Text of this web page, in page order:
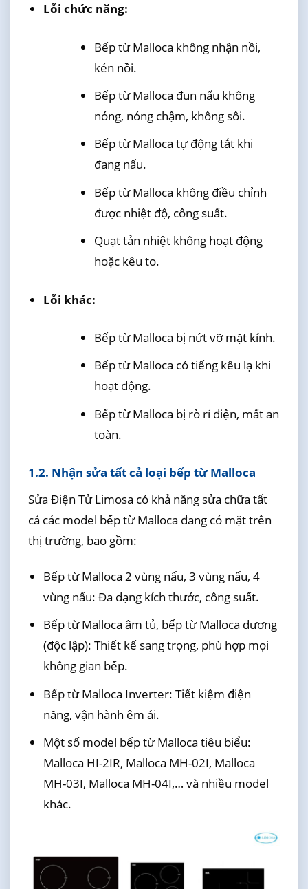
Lỗi chức năng:
Bếp từ Malloca không nhận nồi,
kén nồi.
Bếp từ Malloca đun nấu không
nóng, nóng chậm, không sôi.
Bếp từ Malloca tự động tắt khi
đang nấu.
Bếp từ Malloca không điều chỉnh
được nhiệt độ, công suất.
Quạt tản nhiệt không hoạt động
hoặc kêu to.
Lỗi khác:
Bếp từ Malloca bị nứt vỡ mặt kính.
Bếp từ Malloca có tiếng kêu lạ khi
hoạt động.
Bếp từ Malloca bị rò rỉ điện, mất an
toàn.
1.2. Nhận sửa tất cả loại bếp từ Malloca
Sửa Điện Tử Limosa có khả năng sửa chữa tất
cả các model bếp từ Malloca đang có mặt trên
thị trường, bao gồm:
Bếp từ Malloca 2 vùng nấu, 3 vùng nấu, 4
vùng nấu: Đa dạng kích thước, công suất.
Bếp từ Malloca âm tủ, bếp từ Malloca dương
(độc lập): Thiết kế sang trọng, phù hợp mọi
không gian bếp.
Bếp từ Malloca Inverter: Tiết kiệm điện
năng, vận hành êm ái.
Một số model bếp từ Malloca tiêu biểu:
Malloca HI-2IR, Malloca MH-02I, Malloca
MH-03I, Malloca MH-04I,… và nhiều model
khác.